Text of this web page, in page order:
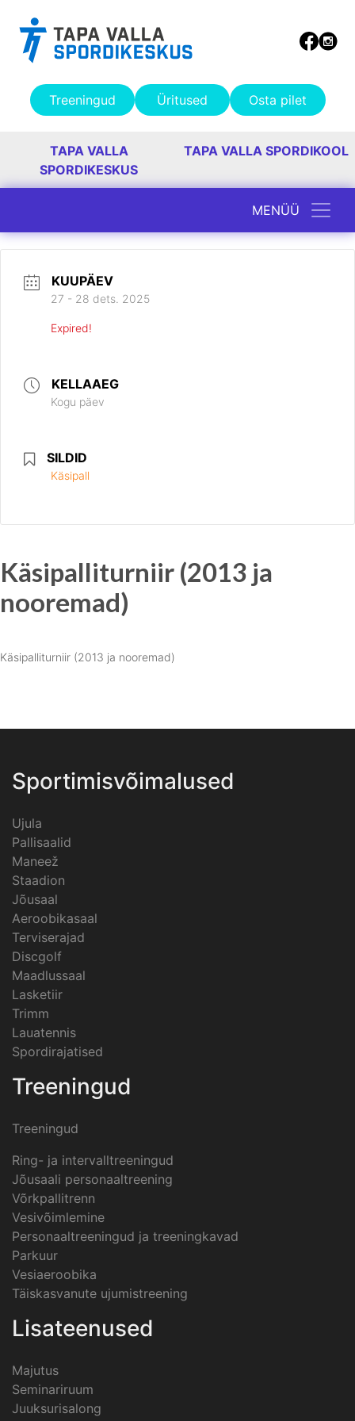
Treeningud Üritused Osta pilet
TAPA VALLA
SPORDIKESKUS
TAPA VALLA SPORDIKOOL
Peamine navigatsioon
MENÜÜ
KUUPÄEV
27 - 28 dets. 2025
Expired!
KELLAAEG
Kogu päev
SILDID
Käsipall
Käsipalliturniir (2013 ja
nooremad)
Käsipalliturniir (2013 ja nooremad)
Sportimisvõimalused
Ujula
Pallisaalid
Maneež
Staadion
Jõusaal
Aeroobikasaal
Terviserajad
Discgolf
Maadlussaal
Lasketiir
Trimm
Lauatennis
Spordirajatised
Treeningud
Treeningud
Ring- ja intervalltreeningud
Jõusaali personaaltreening
Võrkpallitrenn
Vesivõimlemine
Personaaltreeningud ja treeningkavad
Parkuur
Vesiaeroobika
Täiskasvanute ujumistreening
Lisateenused
Majutus
Seminariruum
Juuksurisalong